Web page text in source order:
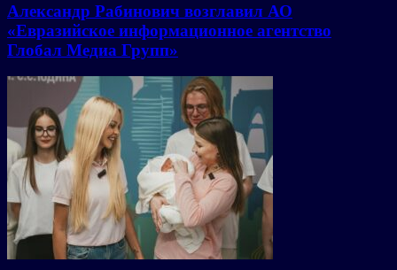
Александр Рабинович возглавил АО
«Евразийское информационное агентство
Глобал Медиа Групп»